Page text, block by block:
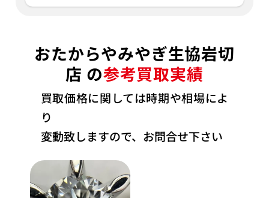
おたからやみやぎ生協岩切
店 の参考買取実績
買取価格に関しては時期や相場によ
り
変動致しますので、お問合せ下さい